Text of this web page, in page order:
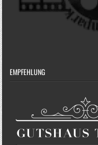
EMPFEHLUNG